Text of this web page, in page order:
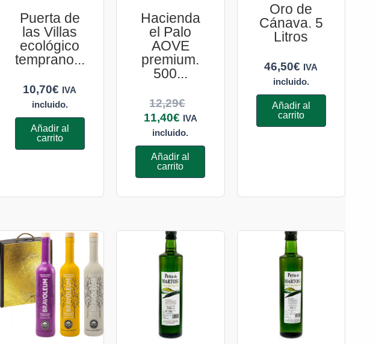
Puerta de
las Villas
ecológico
temprano...
10,70€ IVA
incluido.
Añadir al
carrito
Hacienda
el Palo
AOVE
premium.
500...
12,29€
11,40€ IVA
incluido.
Añadir al
carrito
Oro de
Cánava. 5
Litros
46,50€ IVA
incluido.
Añadir al
carrito